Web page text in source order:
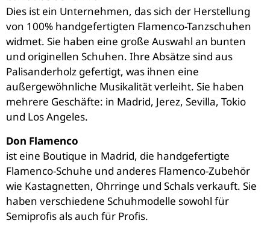
Dies ist ein Unternehmen, das sich der Herstellung
von 100% handgefertigten Flamenco-Tanzschuhen
widmet. Sie haben eine große Auswahl an bunten
und originellen Schuhen. Ihre Absätze sind aus
Palisanderholz gefertigt, was ihnen eine
außergewöhnliche Musikalität verleiht. Sie haben
mehrere Geschäfte: in Madrid, Jerez, Sevilla, Tokio
und Los Angeles.
Don Flamenco
ist eine Boutique in Madrid, die handgefertigte
Flamenco-Schuhe und anderes Flamenco-Zubehör
wie Kastagnetten, Ohrringe und Schals verkauft. Sie
haben verschiedene Schuhmodelle sowohl für
Semiprofis als auch für Profis.